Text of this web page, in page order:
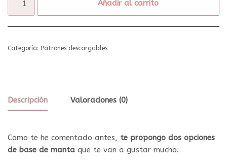
Añadir al carrito
Categoría: Patrones descargables
Descripción Valoraciones (0)
Como te he comentado antes, te propongo dos opciones
de base de manta que te van a gustar mucho.